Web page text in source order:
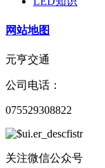
网站地图
元亨交通
公司电话：
075529308822
关注微信公众号